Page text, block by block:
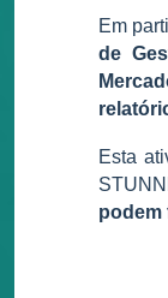
Em
de
Esta
podem